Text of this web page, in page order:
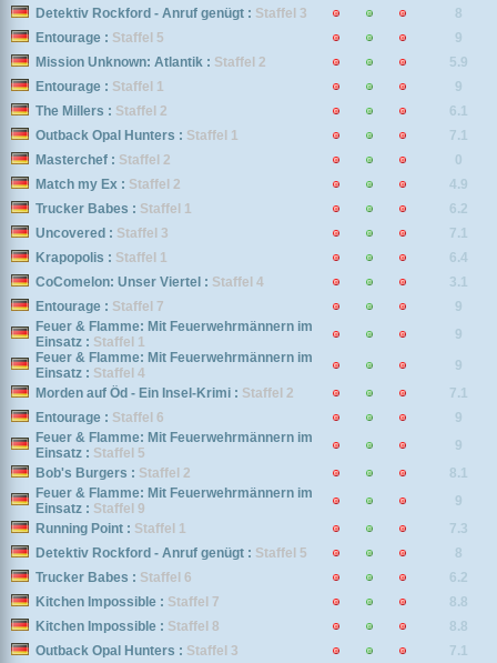
Detektiv Rockford - Anruf genügt : Staffel 3
8
Entourage : Staffel 5
9
Mission Unknown: Atlantik : Staffel 2
5.9
Entourage : Staffel 1
9
The Millers : Staffel 2
6.1
Outback Opal Hunters : Staffel 1
7.1
Masterchef : Staffel 2
0
Match my Ex : Staffel 2
4.9
Trucker Babes : Staffel 1
6.2
Uncovered : Staffel 3
7.1
Krapopolis : Staffel 1
6.4
CoComelon: Unser Viertel : Staffel 4
3.1
Entourage : Staffel 7
9
Feuer & Flamme: Mit Feuerwehrmännern im
Einsatz : Staffel 1
9
Feuer & Flamme: Mit Feuerwehrmännern im
Einsatz : Staffel 4
9
Morden auf Öd - Ein Insel-Krimi : Staffel 2
7.1
Entourage : Staffel 6
9
Feuer & Flamme: Mit Feuerwehrmännern im
Einsatz : Staffel 5
9
Bob's Burgers : Staffel 2
8.1
Feuer & Flamme: Mit Feuerwehrmännern im
Einsatz : Staffel 9
9
Running Point : Staffel 1
7.3
Detektiv Rockford - Anruf genügt : Staffel 5
8
Trucker Babes : Staffel 6
6.2
Kitchen Impossible : Staffel 7
8.8
Kitchen Impossible : Staffel 8
8.8
Outback Opal Hunters : Staffel 3
7.1